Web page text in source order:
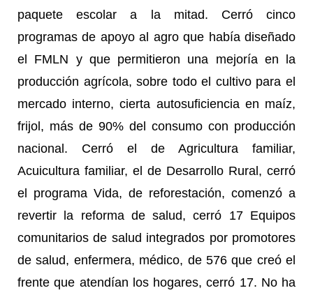
paquete escolar a la mitad. Cerró cinco
programas de apoyo al agro que había diseñado
el FMLN y que permitieron una mejoría en la
producción agrícola, sobre todo el cultivo para el
mercado interno, cierta autosuficiencia en maíz,
frijol, más de 90% del consumo con producción
nacional. Cerró el de Agricultura familiar,
Acuicultura familiar, el de Desarrollo Rural, cerró
el programa Vida, de reforestación, comenzó a
revertir la reforma de salud, cerró 17 Equipos
comunitarios de salud integrados por promotores
de salud, enfermera, médico, de 576 que creó el
frente que atendían los hogares, cerró 17. No ha